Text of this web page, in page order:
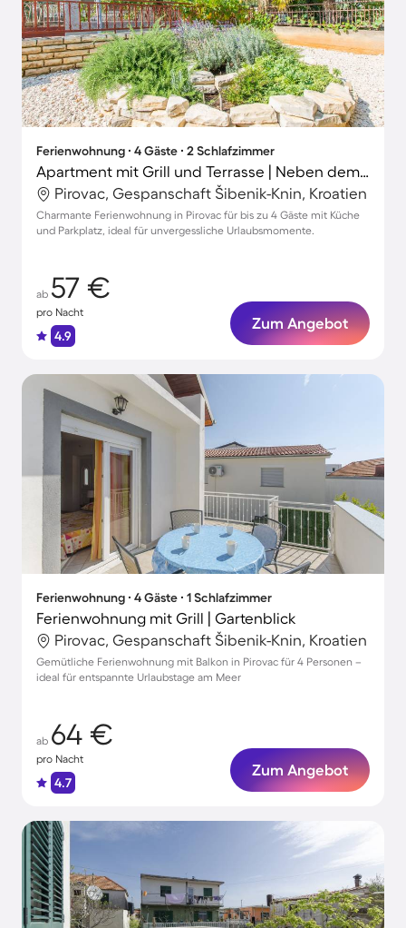
Ferienwohnung ∙ 4 Gäste ∙ 2 Schlafzimmer
Apartment mit Grill und Terrasse | Neben dem Strand
Pirovac, Gespanschaft Šibenik-Knin, Kroatien
Charmante Ferienwohnung in Pirovac für bis zu 4 Gäste mit Küche
und Parkplatz, ideal für unvergessliche Urlaubsmomente.
ab 57 €
pro Nacht
4.9
Zum Angebot
Ferienwohnung ∙ 4 Gäste ∙ 1 Schlafzimmer
Ferienwohnung mit Grill | Gartenblick
Pirovac, Gespanschaft Šibenik-Knin, Kroatien
Gemütliche Ferienwohnung mit Balkon in Pirovac für 4 Personen –
ideal für entspannte Urlaubstage am Meer
ab 64 €
pro Nacht
4.7
Zum Angebot